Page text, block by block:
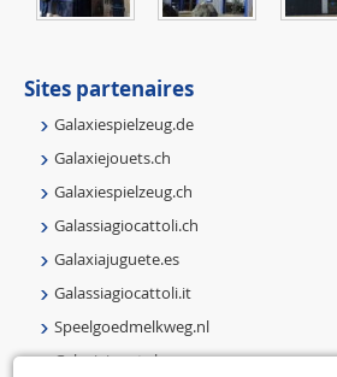
Sites partenaires
Galaxiespielzeug.de
Galaxiejouets.ch
Galaxiespielzeug.ch
Galassiagiocattoli.ch
Galaxiajuguete.es
Galassiagiocattoli.it
Speelgoedmelkweg.nl
Galaxiejouets.be